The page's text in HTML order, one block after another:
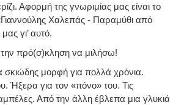
Αφορμή της γνωριμίας μας είναι το
Χαλεπάς - Παραμύθι από
γι’ αυτό.
πρό(σ)κληση να μιλήσω!
μορφή για πολλά χρόνια.
Ήξερα για τον «πόνο» του. Τις
Από την άλλη έβλεπα μια γλυκιά